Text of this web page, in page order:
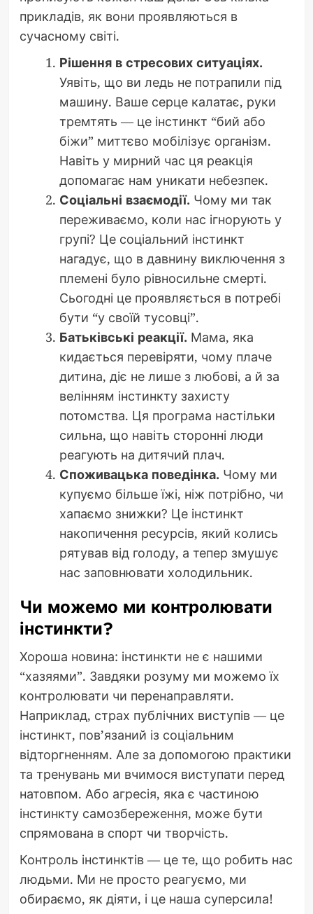
прикладів, як вони проявляються в
сучасному світі.
Рішення в стресових ситуаціях.
Уявіть, що ви ледь не потрапили під
машину. Ваше серце калатає, руки
тремтять — це інстинкт “бий або
біжи” миттєво мобілізує організм.
Навіть у мирний час ця реакція
допомагає нам уникати небезпек.
Соціальні взаємодії. Чому ми так
переживаємо, коли нас ігнорують у
групі? Це соціальний інстинкт
нагадує, що в давнину виключення з
племені було рівносильне смерті.
Сьогодні це проявляється в потребі
бути “у своїй тусовці”.
Батьківські реакції. Мама, яка
кидається перевіряти, чому плаче
дитина, діє не лише з любові, а й за
велінням інстинкту захисту
потомства. Ця програма настільки
сильна, що навіть сторонні люди
реагують на дитячий плач.
Споживацька поведінка. Чому ми
купуємо більше їжі, ніж потрібно, чи
хапаємо знижки? Це інстинкт
накопичення ресурсів, який колись
рятував від голоду, а тепер змушує
нас заповнювати холодильник.
Чи можемо ми контролювати
інстинкти?
Хороша новина: інстинкти не є нашими
“хазяями”. Завдяки розуму ми можемо їх
контролювати чи перенаправляти.
Наприклад, страх публічних виступів — це
інстинкт, пов’язаний із соціальним
відторгненням. Але за допомогою практики
та тренувань ми вчимося виступати перед
натовпом. Або агресія, яка є частиною
інстинкту самозбереження, може бути
спрямована в спорт чи творчість.
Контроль інстинктів — це те, що робить нас
людьми. Ми не просто реагуємо, ми
обираємо, як діяти, і це наша суперсила!